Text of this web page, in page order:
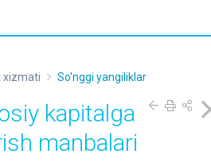
xizmati So'nggi yangiliklar
kapitalga
manbalari